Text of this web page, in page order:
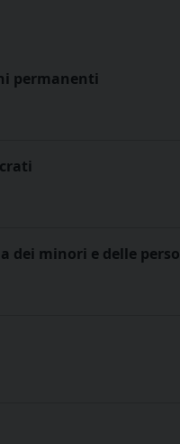
permanenti
dei minori e delle